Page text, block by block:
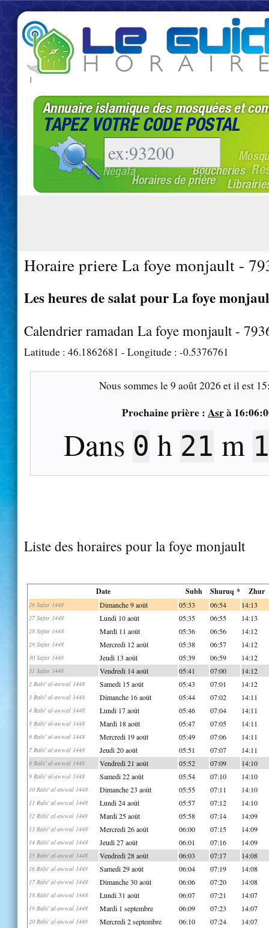
|
Horaire priere La foye monjault -
Les heures de salat pour La foye
Calendrier ramadan La foye monjault -
Latitude : 46.1862681 - Longitude : -0.5376761
Nous sommes le9 août 2026 et il est
Prochaine prière : Asrà
Dans 0 h 21 m
Liste des horaires pour la foye monjault
Date Subh Shuruq * Zhur
26 Safar 1448 Dimanche 9 août 05:33 06:54 14:13
27 Safar 1448 Lundi 10 août 05:35 06:55 14:13
28 Safar 1448 Mardi 11 août 05:36 06:56 14:12
29 Safar 1448 Mercredi 12 août 05:38 06:57 14:12
30 Safar 1448 Jeudi 13 août 05:39 06:59 14:12
31 Safar 1448 Vendredi 14 août 05:41 07:00 14:12
2 Rabi' al-awwal 1448 Samedi 15 août 05:43 07:01 14:12
3 Rabi' al-awwal 1448 Dimanche 16 août 05:44 07:02 14:11
4 Rabi' al-awwal 1448 Lundi 17 août 05:46 07:04 14:11
5 Rabi' al-awwal 1448 Mardi 18 août 05:47 07:05 14:11
6 Rabi' al-awwal 1448 Mercredi 19 août 05:49 07:06 14:11
7 Rabi' al-awwal 1448 Jeudi 20 août 05:51 07:07 14:11
8 Rabi' al-awwal 1448 Vendredi 21 août 05:52 07:09 14:10
9 Rabi' al-awwal 1448 Samedi 22 août 05:54 07:10 14:10
10 Rabi' al-awwal 1448 Dimanche 23 août 05:55 07:11 14:10
11 Rabi' al-awwal 1448 Lundi 24 août 05:57 07:12 14:10
12 Rabi' al-awwal 1448 Mardi 25 août 05:58 07:14 14:09
13 Rabi' al-awwal 1448 Mercredi 26 août 06:00 07:15 14:09
14 Rabi' al-awwal 1448 Jeudi 27 août 06:01 07:16 14:09
15 Rabi' al-awwal 1448 Vendredi 28 août 06:03 07:17 14:08
16 Rabi' al-awwal 1448 Samedi 29 août 06:04 07:19 14:08
17 Rabi' al-awwal 1448 Dimanche 30 août 06:06 07:20 14:08
18 Rabi' al-awwal 1448 Lundi 31 août 06:07 07:21 14:07
19 Rabi' al-awwal 1448 Mardi 1 septembre 06:09 07:23 14:07
20 Rabi' al-awwal 1448 Mercredi 2 septembre 06:10 07:24 14:07